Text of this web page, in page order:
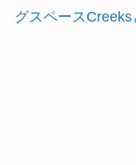
グスペース